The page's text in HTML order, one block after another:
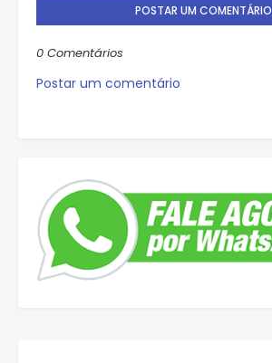
POSTAR UM COMENTÁRIO
0 Comentários
Postar um comentário